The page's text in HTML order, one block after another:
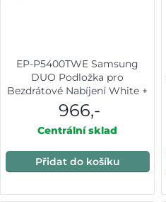
EP-P5400TWE Samsung
DUO Podložka pro
Bezdrátové Nabíjení White +
Adaptér
966,-
Centrální sklad
Přidat do košíku